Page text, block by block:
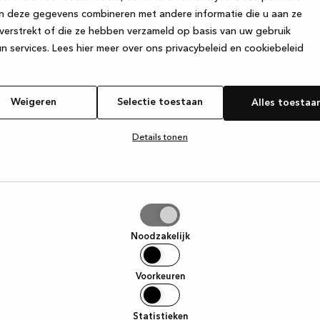
deze gegevens combineren met andere informatie die u aan ze
of die ze hebben verzameld op basis van uw gebruik
services. Lees hier meer over ons privacybeleid en cookiebeleid
Weigeren Selectie toestaan Alles
Details tonen
Noodzakelijk
Voorkeuren
Statistieken
has occurred while loadingwww.kvik.nl (see the